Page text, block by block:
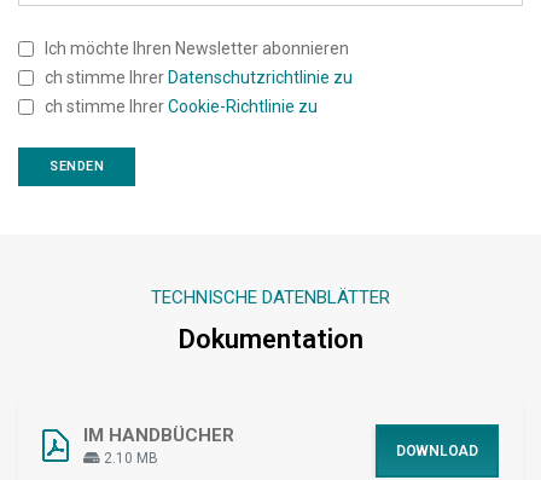
Ich möchte Ihren Newsletter abonnieren
ch stimme Ihrer Datenschutzrichtlinie zu
ch stimme IhrerCookie-Richtlinie zu
TECHNISCHE DATENBLÄTTER
Dokumentation
IM HANDBÜCHER
2.10 MB DOWNLOAD